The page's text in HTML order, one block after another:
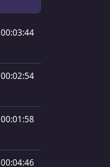
00:03:44
00:02:54
00:01:58
00:04:46